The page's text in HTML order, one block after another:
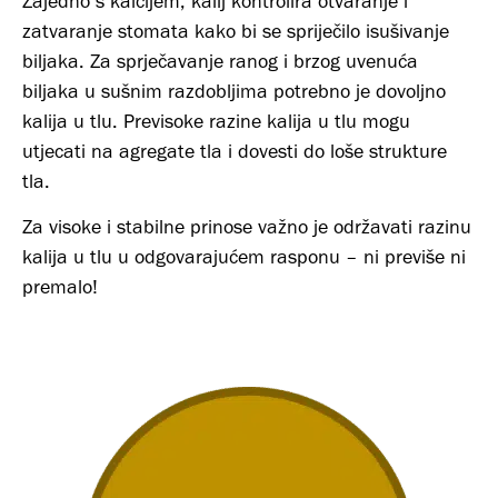
zatvaranje stomata kako bi se spriječilo isušivanje
biljaka. Za sprječavanje ranog i brzog uvenuća
biljaka u sušnim razdobljima potrebno je dovoljno
kalija u tlu. Previsoke razine kalija u tlu mogu
utjecati na agregate tla i dovesti do loše strukture
tla.
Za visoke i stabilne prinose važno je održavati razinu
kalija u tlu u odgovarajućem rasponu – ni previše ni
premalo!